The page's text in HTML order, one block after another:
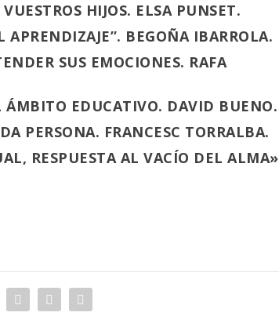
HIJOS. ELSA PUNSET.
APRENDIZAJE”. BEGOÑA IBARROLA.
SUS EMOCIONES. RAFA
ÁMBITO EDUCATIVO. DAVID BUENO.
PERSONA. FRANCESC TORRALBA.
RESPUESTA AL VACÍO DEL ALMA»